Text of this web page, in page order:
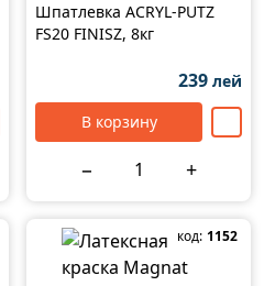
Шпатлевка ACRYL-PUTZ
FS20 FINISZ, 8кг
239 лей
В корзину
− +
код: 1152